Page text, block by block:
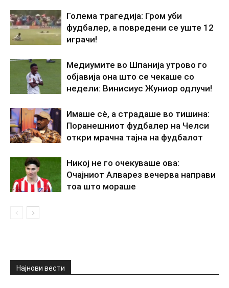
Голема трагедија: Гром уби
фудбалер, а повредени се уште 12
играчи!
Медиумите во Шпанија утрово го
објавија она што се чекаше со
недели: Винисиус Жуниор одлучи!
Имаше сè, а страдаше во тишина:
Поранешниот фудбалер на Челси
откри мрачна тајна на фудбалот
Никој не го очекуваше ова:
Очајниот Алварез вечерва направи
тоа што мораше
Најнови вести